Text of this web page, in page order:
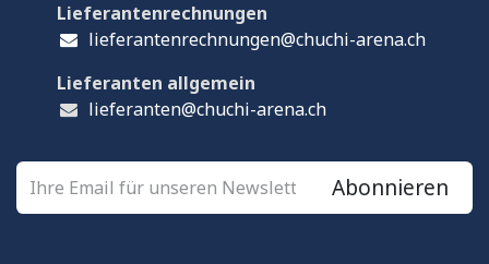
Lieferantenrechnungen
lieferantenrechnungen@chuchi-arena.ch
Lieferanten allgemein
lieferanten@chuchi-arena.ch
Abonnieren